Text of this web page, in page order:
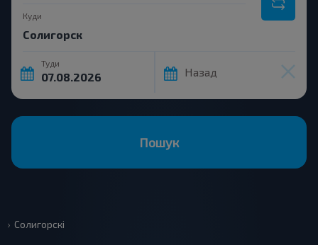
Куди
Туди
Назад
Пошук
Солигорскі